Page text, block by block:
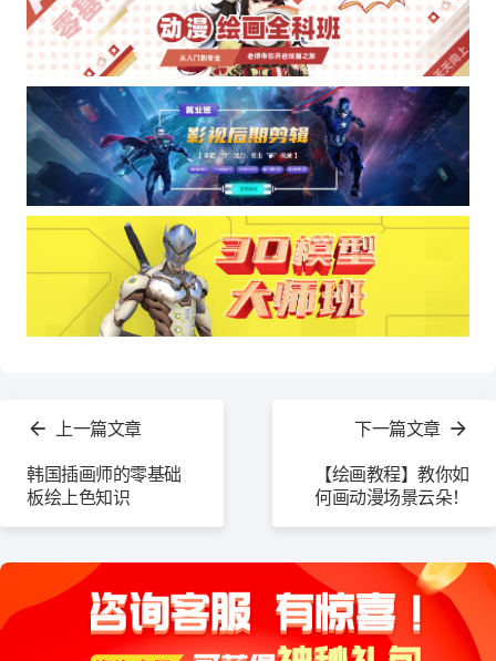
上一篇文章
韩国插画师的零基础
板绘上色知识
下一篇文章
【绘画教程】教你如
何画动漫场景云朵！